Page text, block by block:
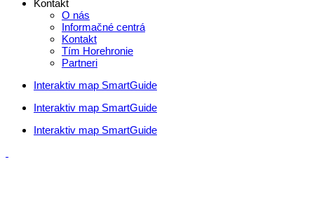
Kontakt
O nás
Informačné centrá
Kontakt
Tím Horehronie
Partneri
Interaktiv map SmartGuide
Interaktiv map SmartGuide
Interaktiv map SmartGuide